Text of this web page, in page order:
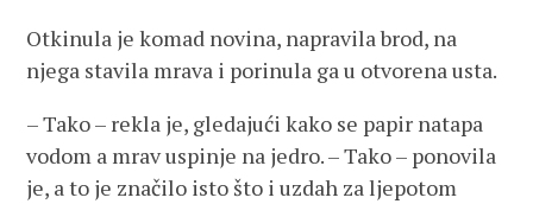
Otkinula je komad novina, napravila brod, na
njega stavila mrava i porinula ga u otvorena usta.
– Tako – rekla je, gledajući kako se papir natapa
vodom a mrav uspinje na jedro. – Tako – ponovila
je, a to je značilo isto što i uzdah za ljepotom